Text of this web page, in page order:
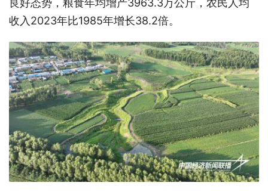
良好态势，粮食年均增产3963.3万公斤，农民人均
收入2023年比1985年增长38.2倍。